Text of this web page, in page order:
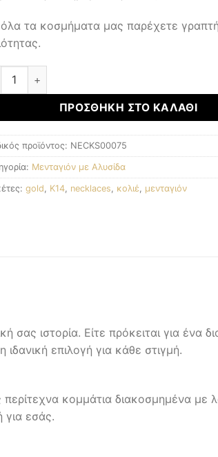
τα κοσμήματα μας παρέχετε
με αλυσίδα ποσότητα
ΠΡΟΣΘΉΚΗ ΣΤΟ ΚΑΛΆΘΙ
προϊόντος: NECKS00075
Μενταγιόν με Αλυσίδα
gold, K14, necklaces, κολιέ, μενταγιόν
ιστορία. Είτε πρόκειται για ένα
επιλογή για κάθε στιγμή.
κομμάτια διακοσμημένα με
εσάς.